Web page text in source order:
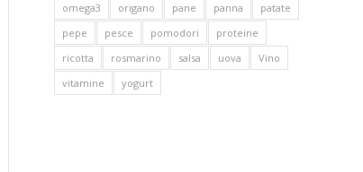
omega3
origano pane panna
patate
pepe
pesce pomodori
proteine
ricotta
rosmarino salsa uova
Vino
vitamine
yogurt